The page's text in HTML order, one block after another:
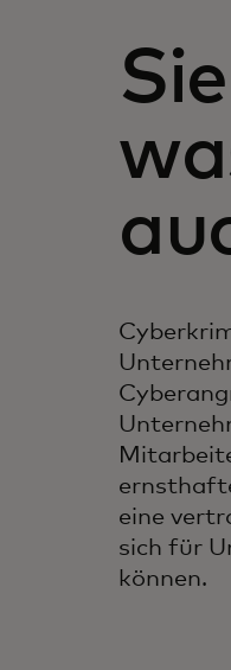
eine
sich für
können.